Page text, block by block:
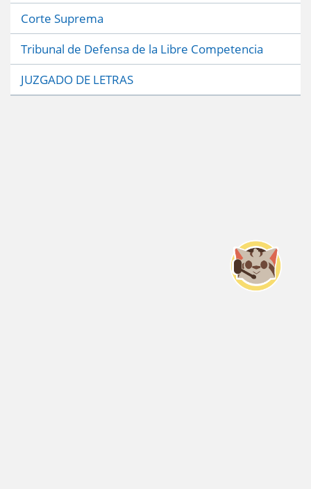
Corte Suprema
Tribunal de Defensa de la Libre Competencia
JUZGADO DE LETRAS